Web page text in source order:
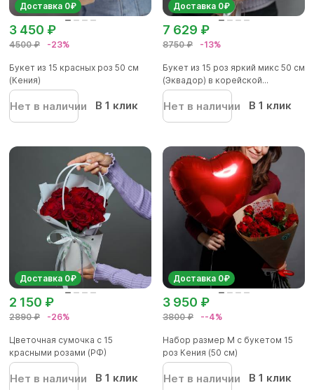
Доставка 0₽
4500 ₽ -23%
3 450 ₽
Букет из 15 красных роз 50 см
(Кения)
Нет в наличии В 1 клик
Доставка 0₽
8750 ₽ -13%
7 629 ₽
Букет из 15 роз яркий микс 50 см
(Эквадор) в корейской...
Нет в наличии В 1 клик
Доставка 0₽
2890 ₽ -26%
2 150 ₽
Цветочная сумочка с 15
красными розами (РФ)
Нет в наличии В 1 клик
Доставка 0₽
3800 ₽ --4%
3 950 ₽
Набор размер M с букетом 15
роз Кения (50 см)
Нет в наличии В 1 клик